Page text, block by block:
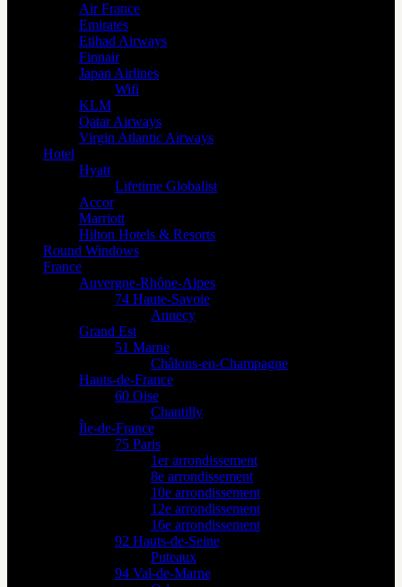
Air France
Emirates
Etihad Airways
Finnair
Japan Airlines
Wifi
KLM
Qatar Airways
Virgin Atlantic Airways
Hotel
Hyatt
Lifetime Globalist
Accor
Marriott
Hilton Hotels & Resorts
Round Windows
France
Auvergne-Rhône-Alpes
74 Haute-Savoie
Annecy
Grand Est
51 Marne
Châlons-en-Champagne
Hauts-de-France
60 Oise
Chantilly
Île-de-France
75 Paris
1er arrondissement
8e arrondissement
10e arrondissement
12e arrondissement
16e arrondissement
92 Hauts-de-Seine
Puteaux
94 Val-de-Marne